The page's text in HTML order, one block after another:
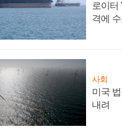
로이터
격에
사회
미국
내려